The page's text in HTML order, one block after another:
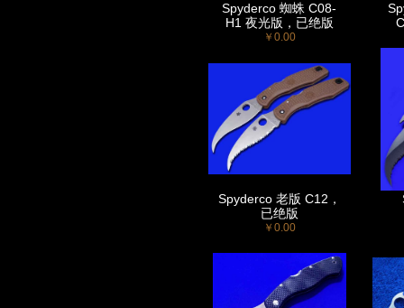
Spyderco 蜘蛛 C08-
H1 夜光版，已绝版
￥0.00
Spyderco 老版 C12，
已绝版
￥0.00